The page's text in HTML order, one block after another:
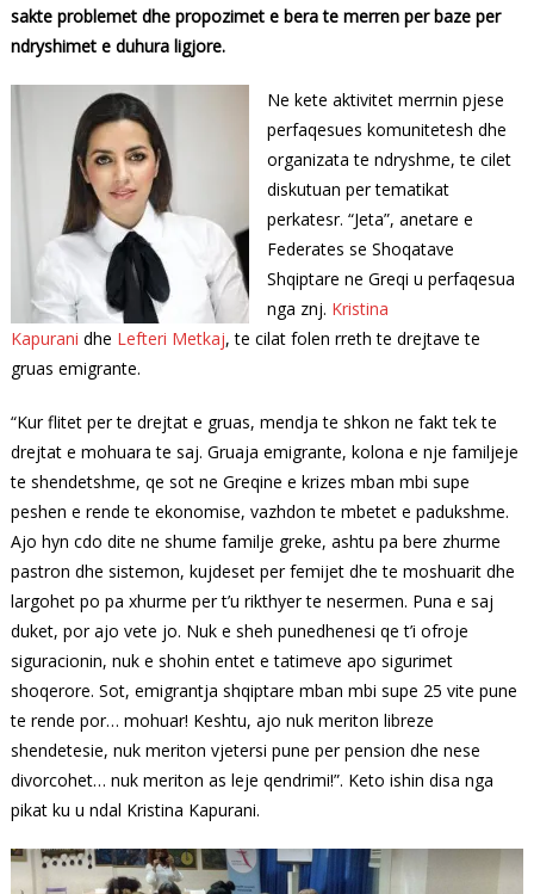
sakte problemet dhe propozimet e bera te merren per baze per
ndryshimet e duhura ligjore.
Ne kete aktivitet merrnin pjese
perfaqesues komunitetesh dhe
organizata te ndryshme, te cilet
diskutuan per tematikat
perkatesr. “Jeta”, anetare e
Federates se Shoqatave
Shqiptare ne Greqi u perfaqesua
nga znj. Kristina
Kapurani dhe Lefteri Metkaj, te cilat folen rreth te drejtave te
gruas emigrante.
“Kur flitet per te drejtat e gruas, mendja te shkon ne fakt tek te
drejtat e mohuara te saj. Gruaja emigrante, kolona e nje familjeje
te shendetshme, qe sot ne Greqine e krizes mban mbi supe
peshen e rende te ekonomise, vazhdon te mbetet e padukshme.
Ajo hyn cdo dite ne shume familje greke, ashtu pa bere zhurme
pastron dhe sistemon, kujdeset per femijet dhe te moshuarit dhe
largohet po pa xhurme per t’u rikthyer te nesermen. Puna e saj
duket, por ajo vete jo. Nuk e sheh punedhenesi qe t’i ofroje
siguracionin, nuk e shohin entet e tatimeve apo sigurimet
shoqerore. Sot, emigrantja shqiptare mban mbi supe 25 vite pune
te rende por… mohuar! Keshtu, ajo nuk meriton libreze
shendetesie, nuk meriton vjetersi pune per pension dhe nese
divorcohet… nuk meriton as leje qendrimi!”. Keto ishin disa nga
pikat ku u ndal Kristina Kapurani.